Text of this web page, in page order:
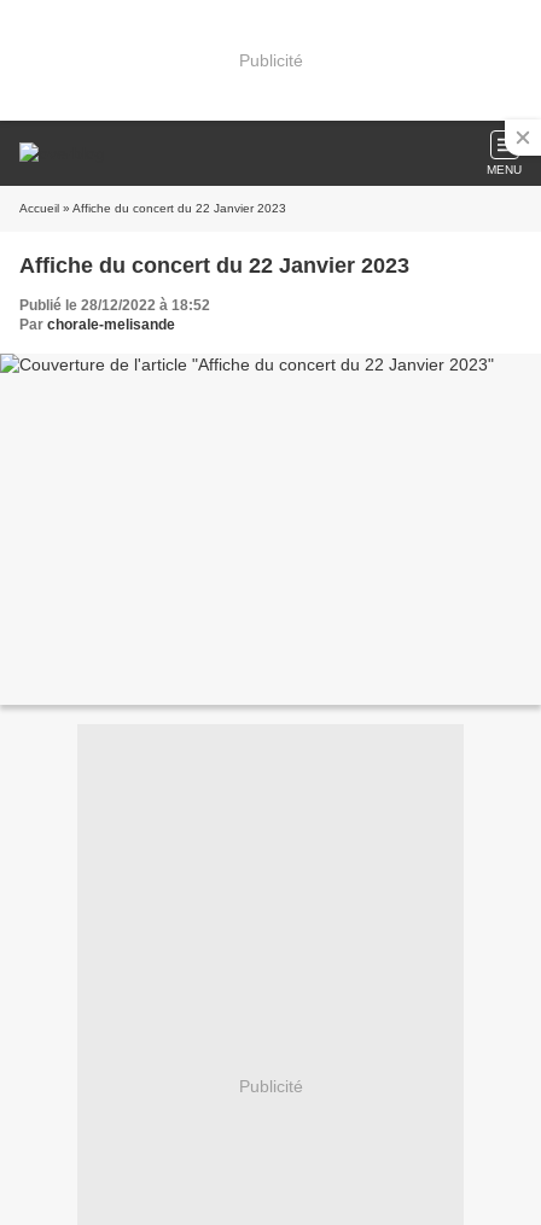
Publicité
MENU
Accueil » Affiche du concert du 22 Janvier 2023
Affiche du concert du 22 Janvier 2023
Publié le 28/12/2022 à 18:52
Par chorale-melisande
Publicité